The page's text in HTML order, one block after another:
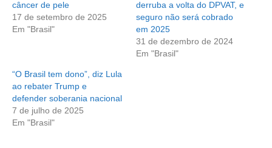
câncer de pele
17 de setembro de 2025
Em "Brasil"
derruba a volta do DPVAT, e
seguro não será cobrado
em 2025
31 de dezembro de 2024
Em "Brasil"
“O Brasil tem dono”, diz Lula
ao rebater Trump e
defender soberania nacional
7 de julho de 2025
Em "Brasil"